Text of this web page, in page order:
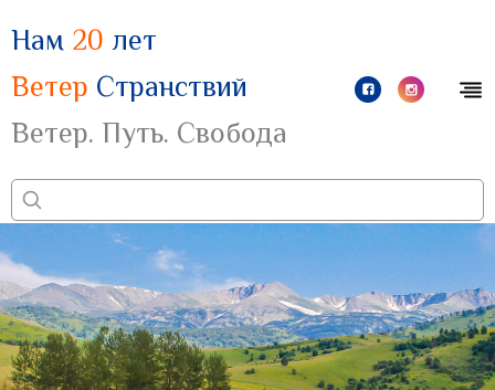
Нам 20 лет
Ветер Странствий
Ветер. Путь. Свобода